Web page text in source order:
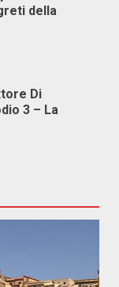
della
Di
3 – La